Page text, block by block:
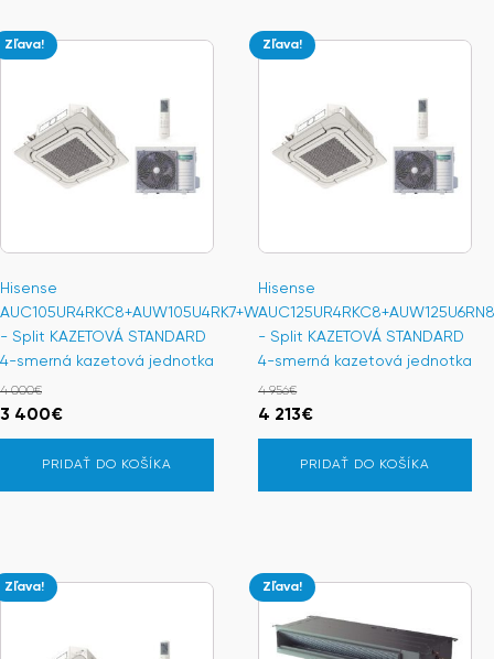
Zľava!
Hisense
AUC105UR4RKC8+AUW105U4RK7+W
- Split KAZETOVÁ STANDARD
4-smerná kazetová jednotka
4 000€
Pôvodná
cena
bola:
4
3 400€Aktuálna
cena
je:
3
PRIDAŤ DO KOŠÍKA
Zľava!
Hisense
- Split KAZETOVÁ STANDARD
4-smerná kazetová jednotka
4 956€
Pôvodná
cena
bola:
4
4 213€Aktuálna
cena
je:
4
PRIDAŤ DO KOŠÍKA
Zľava! Zľava!